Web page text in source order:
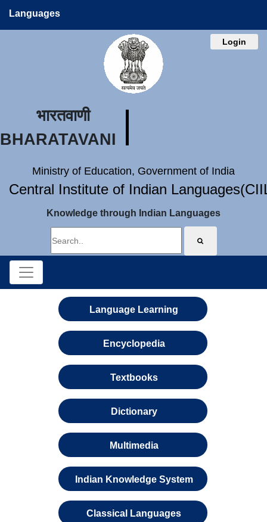
Languages
Login
भारतवाणी
BHARATAVANI
Ministry of Education, Government of India
Central Institute of Indian
Knowledge through Indian Languages
Language Learning
Encyclopedia
Textbooks
Dictionary
Multimedia
Indian Knowledge System
Classical Languages